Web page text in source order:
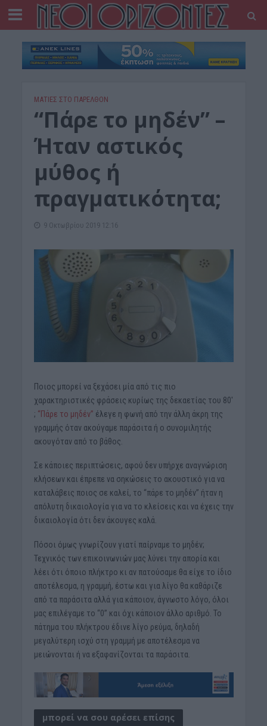
ΜΑΤΙΕΣ ΣΤΟ ΠΑΡΕΛΘΟΝ
“Πάρε το μηδέν” –
Ήταν αστικός
μύθος ή
πραγματικότητα;
9 Οκτωβρίου 2019 12:16
Ποιος μπορεί να ξεχάσει μία από τις πιο
χαρακτηριστικές φράσεις κυρίως της δεκαετίας του 80′
; “Πάρε το μηδέν” έλεγε η φωνή από την άλλη άκρη της
γραμμής όταν ακούγαμε παράσιτα ή ο συνομιλητής
ακουγόταν από το βάθος.
Σε κάποιες περιπτώσεις, αφού δεν υπήρχε αναγνώριση
κλήσεων και έπρεπε να σηκώσεις το ακουστικό για να
καταλάβεις ποιος σε καλεί, το “πάρε το μηδέν” ήταν η
απόλυτη δικαιολογία για να το κλείσεις και να έχεις την
δικαιολογία ότι δεν άκουγες καλά.
Πόσοι όμως γνωρίζουν γιατί παίρναμε το μηδέν;
Τεχνικός των επικοινωνιών μας λύνει την απορία και
λέει ότι όποιο πλήκτρο κι αν πατούσαμε θα είχε το ίδιο
αποτέλεσμα, η γραμμή, έστω και για λίγο θα καθάριζε
από τα παράσιτα αλλά για κάποιον, άγνωστο λόγο, όλοι
μας επιλέγαμε το “0” και όχι κάποιον άλλο αριθμό. Το
πάτημα του πλήκτρου έδινε λίγο ρεύμα, δηλαδή
μεγαλύτερη ισχύ στη γραμμή με αποτέλεσμα να
μειώνονται ή να εξαφανίζονται τα παράσιτα.
μπορεί να σου αρέσει επίσης